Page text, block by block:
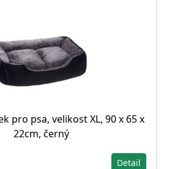
pro psa, velikost XL, 90 x 65 x
22cm, černý
Detail